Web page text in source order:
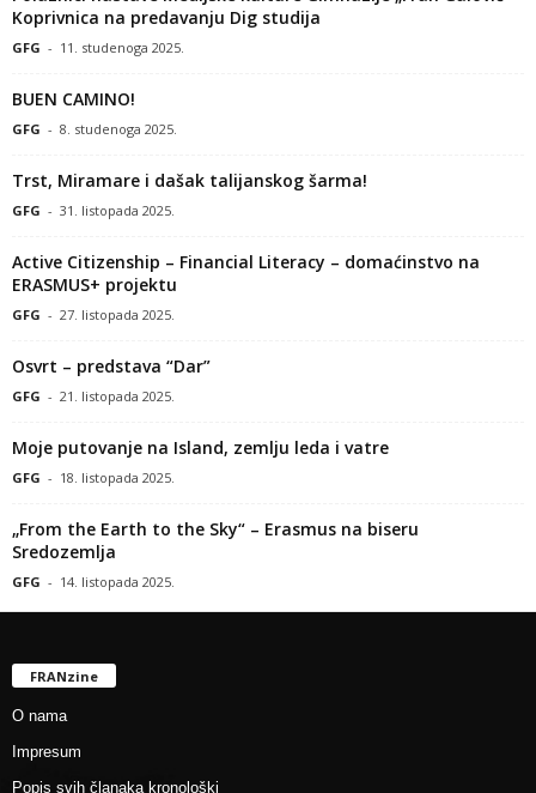
Koprivnica na predavanju Dig studija
GFG - 11. studenoga 2025.
BUEN CAMINO!
GFG - 8. studenoga 2025.
Trst, Miramare i dašak talijanskog šarma!
GFG - 31. listopada 2025.
Active Citizenship – Financial Literacy – domaćinstvo na
ERASMUS+ projektu
GFG - 27. listopada 2025.
Osvrt – predstava “Dar”
GFG - 21. listopada 2025.
Moje putovanje na Island, zemlju leda i vatre
GFG - 18. listopada 2025.
„From the Earth to the Sky“ – Erasmus na biseru
Sredozemlja
GFG - 14. listopada 2025.
FRANzine
O nama
Impresum
Popis svih članaka kronološki